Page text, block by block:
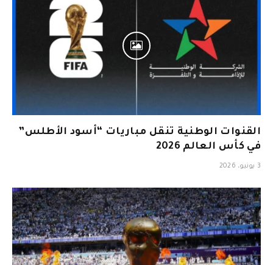
القنوات الوطنية تنقل مباريات “أسود الأطلس”
في كأس العالم 2026
3 يونيو، 2026